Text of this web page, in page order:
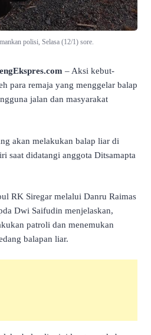
polisi, Selasa (12/1) sore.
– Aksi kebut-
para remaja yang menggelar balap
jalan dan masyarakat
akan melakukan balap liar di
saat didatangi anggota Ditsamapta
RK Siregar melalui Danru Raimas
Dwi Saifudin menjelaskan,
patroli dan menemukan
balapan liar.